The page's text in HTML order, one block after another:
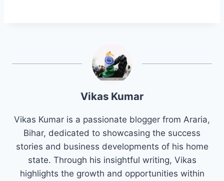
Vikas Kumar
Vikas Kumar is a passionate blogger from Araria,
Bihar, dedicated to showcasing the success
stories and business developments of his home
state. Through his insightful writing, Vikas
highlights the growth and opportunities within